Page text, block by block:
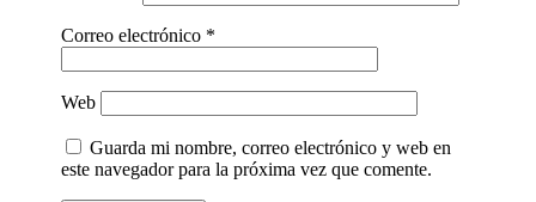
Correo electrónico *
Web
Guarda mi nombre, correo electrónico y web en
este navegador para la próxima vez que comente.